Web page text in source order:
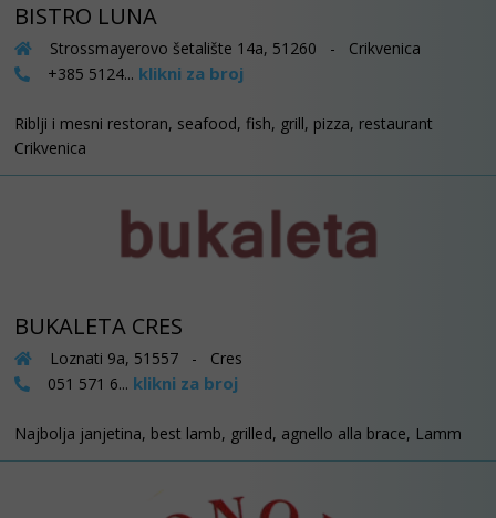
BISTRO LUNA
Strossmayerovo šetalište 14a, 51260 - Crikvenica
+385 5124... klikni za broj
Riblji i mesni restoran, seafood, fish, grill, pizza, restaurant
Crikvenica
BUKALETA CRES
Loznati 9a, 51557 - Cres
051 571 6... klikni za broj
Najbolja janjetina, best lamb, grilled, agnello alla brace, Lamm